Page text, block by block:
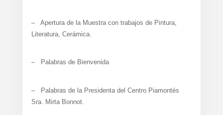
– Apertura de la Muestra con trabajos de Pintura,
Literatura, Cerámica.
– Palabras de Bienvenida
– Palabras de la Presidenta del Centro Piamontés
Sra. Mirta Bonnot.